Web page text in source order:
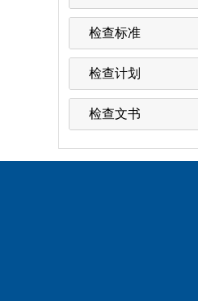
检查标准
检查计划
检查文书